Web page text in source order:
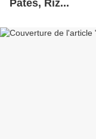
Pâtes, Riz...